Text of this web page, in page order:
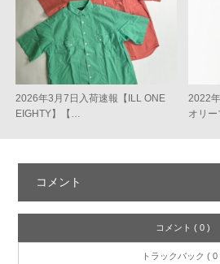
2026年3月7日入荷速報【ILL ONE
EIGHTY】【…
2022
オリ
コメント
コメント ( 0 )
トラックバック ( 0